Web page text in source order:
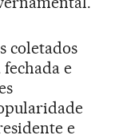
coletados
e
e